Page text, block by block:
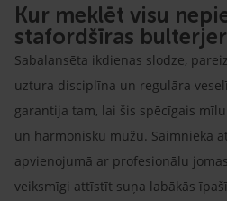
Kur meklēt visu
stafordšīras
Sabalansēta ikdienas slodze,
uztura disciplīna un regulāra
garantija tam, lai šis spēcīgais
un harmonisku mūžu. Saimnieka
apvienojumā ar profesionālu
veiksmīgi attīstīt suņa labākās